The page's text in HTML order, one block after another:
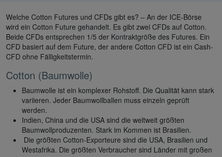
Welche Cotton Futures und CFDs gibt es? – An der ICE-Börse
wird ein Cotton Future gehandelt. Es gibt zwei CFDs auf Cotton.
Beide CFDs entsprechen 1/5 der Kontraktgröße des Futures. Ein
CFD basiert auf dem Future, der andere Cotton CFD ist ein Cash-
CFD ohne Fälligkeitstermin.
Cotton (Baumwolle)
Baumwolle ist ein komplexer Rohstoff. Die Qualität kann stark
variieren. Jeder Baumwollballen muss einzeln geprüft
werden.
Indien, China und die USA sind die weltweit größten
Baumwollproduzenten. Stark im Kommen ist Brasilien.
Die größten Cotton-Exporteure sind die USA, Brasilien und
Westafrika. Die größten Verbraucher sind Länder mit großen